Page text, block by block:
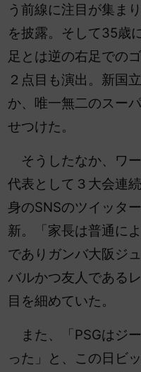
う前線に注目が集ま
を披露。そして35歳
足とは逆の右足での
２点目も演出。新国
か、唯一無二のスー
せつけた。
そうしたなか、ワ
代表として３大会連
身のSNSのツイッタ
新。「家長は普通に
でありガンバ大阪ジ
バルかつ友人である
目を細めていた。
また、「PSGはジ
った」と、この日ビ